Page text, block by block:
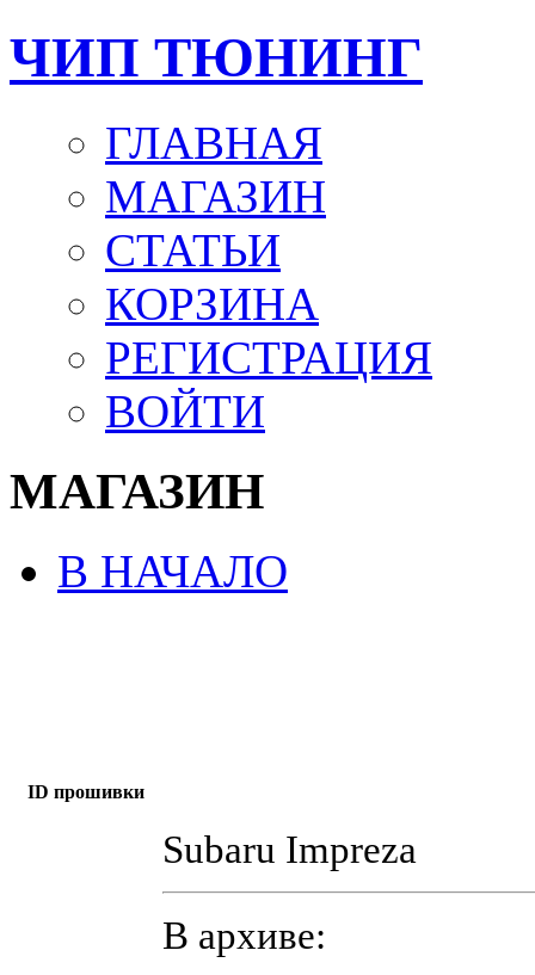
ЧИП ТЮНИНГ
ГЛАВНАЯ
МАГАЗИН
СТАТЬИ
КОРЗИНА
РЕГИСТРАЦИЯ
ВОЙТИ
МАГАЗИН
В НАЧАЛО
ID прошивки
Subaru Impreza
В архиве: